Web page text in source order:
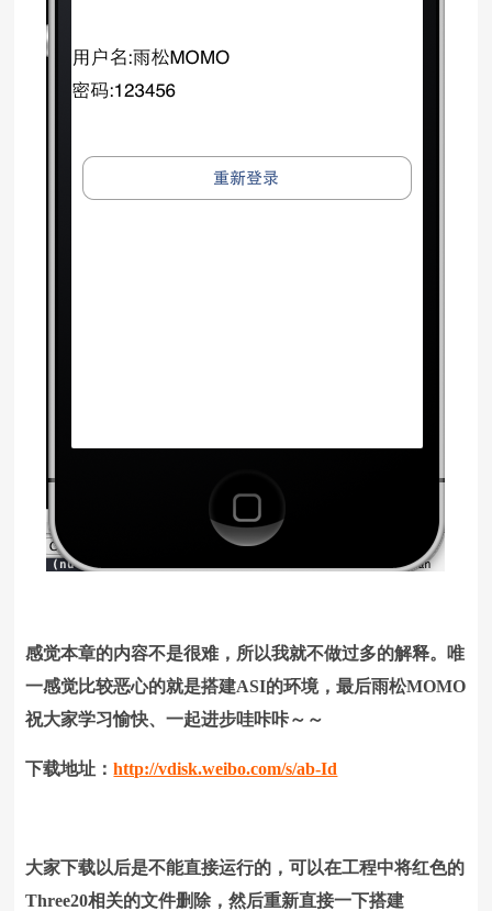
感觉本章的内容不是很难，所以我就不做过多的解释。唯
一感觉比较恶心的就是搭建ASI的环境，最后雨松MOMO
祝大家学习愉快、一起进步哇咔咔～～
下载地址：http://vdisk.weibo.com/s/ab-Id
大家下载以后是不能直接运行的，可以在工程中将红色的
Three20相关的文件删除，然后重新直接一下搭建